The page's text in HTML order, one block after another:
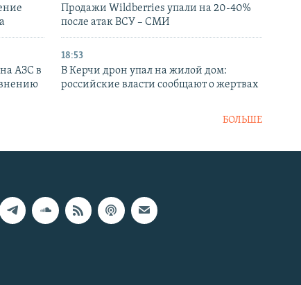
Продажи Wildberries упали на 20-40%
после атак ВСУ – СМИ
АЗС в
18:53
В Керчи дрон упал на жилой дом:
российские власти сообщают о жертвах
БОЛЬШЕ